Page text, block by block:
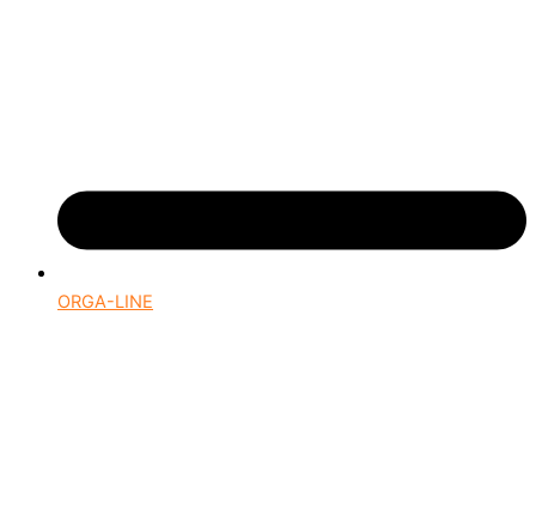
ORGA-LINE